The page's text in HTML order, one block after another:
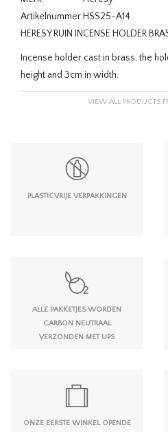
Artikelnummer:HSS25-A14
HERESY RUIN INCENSE HOLDER
Incense holder cast in brass, the
height and 3cm in width.
VIEW ALL PRODUCTS
PLASTICVRIJE VERPAKKINGEN
ALLE PAKKETJES WORDEN
CARBON NEUTRAAL
VERZONDEN MET UPS
ONZE EERSTE WINKEL OPENDE